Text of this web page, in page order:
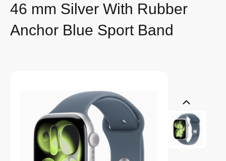
46 mm Silver With Rubber
Anchor Blue Sport Band